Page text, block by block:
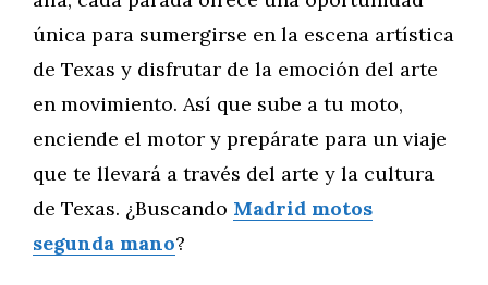
única para sumergirse en la escena artística
de Texas y disfrutar de la emoción del arte
en movimiento. Así que sube a tu moto,
enciende el motor y prepárate para un viaje
que te llevará a través del arte y la cultura
de Texas. ¿Buscando Madrid motos
segunda mano?